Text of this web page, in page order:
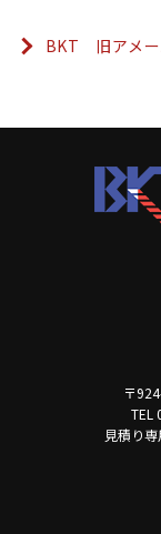
BKT 旧アメー
〒
TEL
見積り